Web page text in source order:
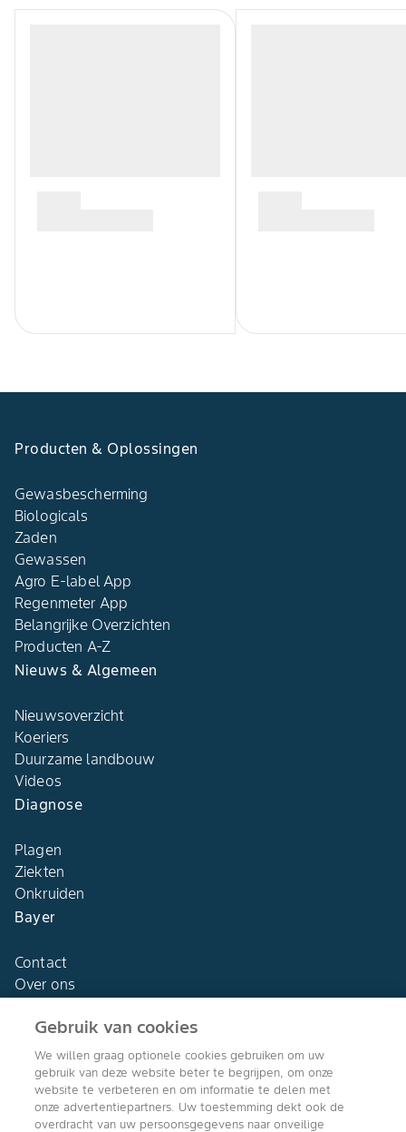
Producten & Oplossingen
Gewasbescherming
Biologicals
Zaden
Gewassen
Agro E-label App
Regenmeter App
Belangrijke Overzichten
Producten A-Z
Nieuws & Algemeen
Nieuwsoverzicht
Koeriers
Duurzame landbouw
Videos
Diagnose
Plagen
Ziekten
Onkruiden
Bayer
Contact
Over ons
Agro Bayer
Nederland
Gebruik van cookies
We willen graag optionele cookies gebruiken om uw
gebruik van deze website beter te begrijpen, om onze
website te verbeteren en om informatie te delen met
onze advertentiepartners. Uw toestemming dekt ook de
overdracht van uw persoonsgegevens naar onveilige